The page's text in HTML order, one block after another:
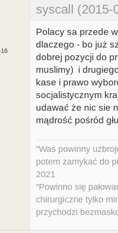
syscall (2015-
Polacy sa przede
dlaczego - bo już
dobrej pozycji do
muslimy) i
kase i prawo
socjalistycznym
udawać że nic sie
mądrość pośród
"Was powinny
potem zamykać do
2021
"Powinno się
chirurgiczne tylko
przychodzi